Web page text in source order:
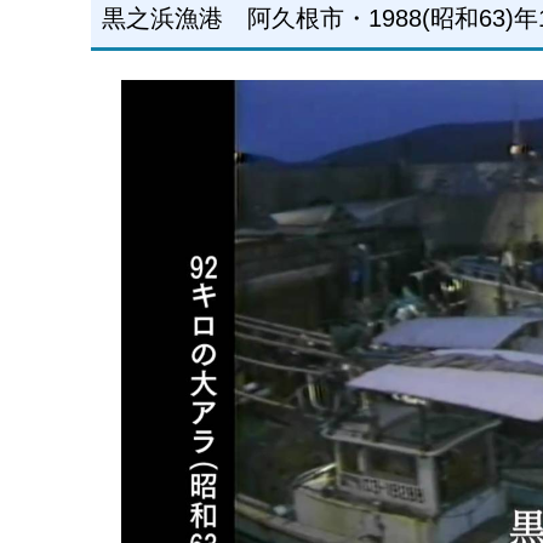
黒之浜漁港 阿久根市・1988(昭和63)年